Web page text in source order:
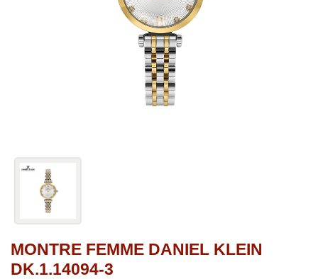
MONTRE FEMME DANIEL KLEIN
DK.1.14094-3